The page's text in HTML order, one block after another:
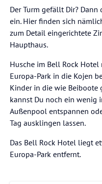
Der Turm gefällt Dir?
ein. Hier finden sich
zum Detail eingerichtete
Haupthaus.
Husche im Bell Rock
Europa-Park in die Kojen
Kinder in die wie Beiboote
kannst Du noch ein wenig
Außenpool entspannen
Tag ausklingen lassen.
Das Bell Rock Hotel liegt
Europa-Park entfernt.